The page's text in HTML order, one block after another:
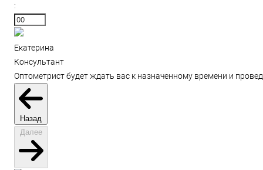
:
Екатерина
Консультант
Оптометрист будет ждать вас к назначенному времени и
Назад
Далее